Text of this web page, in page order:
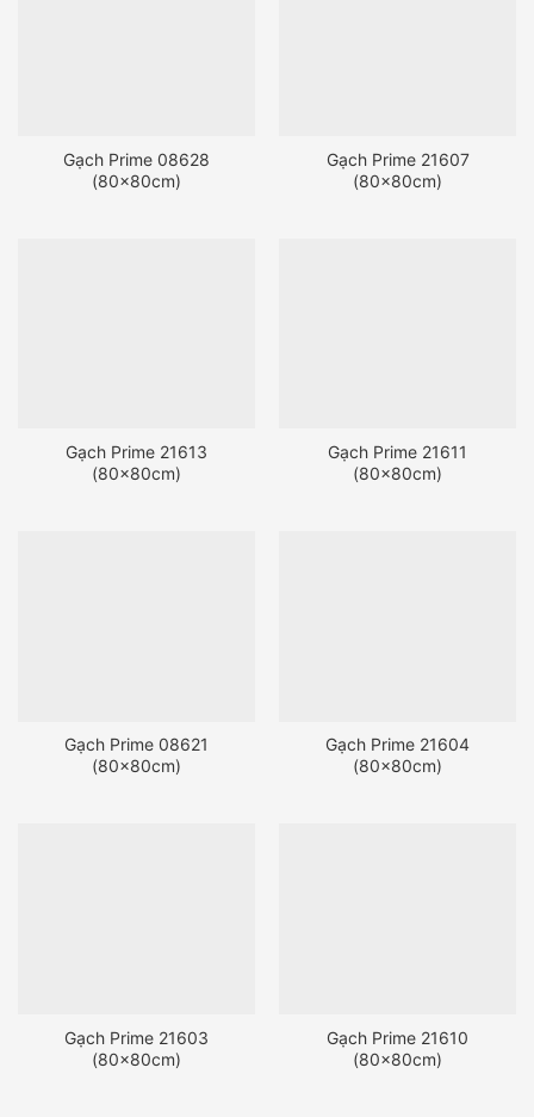
Gạch Prime 08628
(80x80cm)
Gạch Prime 21607
(80x80cm)
Gạch Prime 21613
(80x80cm)
Gạch Prime 21611
(80x80cm)
Gạch Prime 08621
(80x80cm)
Gạch Prime 21604
(80x80cm)
Gạch Prime 21603
(80x80cm)
Gạch Prime 21610
(80x80cm)